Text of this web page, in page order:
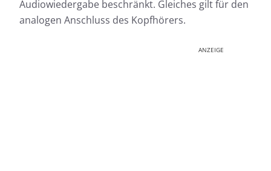
Audiowiedergabe beschränkt. Gleiches gilt für den
analogen Anschluss des Kopfhörers.
ANZEIGE